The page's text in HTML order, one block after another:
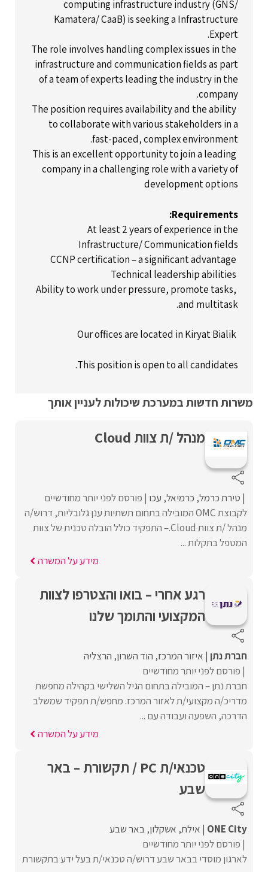
computing infrastructure industry (GNS/
Kamatera/ CaaB) is seeking a Infrastructure
Expert.
The role involves handling complex issues in the
infrastructure and communication fields as part
of a team of experts leading the industry in the
company.
The position requires availability and the ability
to collaborate with various stakeholders in a
fast-paced, complex environment.
This is an excellent opportunity to join a leading
company in a challenging role with a variety of
development options
Requirements:
At least 2 years of experience in the
Infrastructure/ Communication fields
Ability to work under pressure, promote tasks,
and multitask.
This position is open to all candidates.
משרות חדשות במערכת שיכולות לעניין אותך
מנהל /ת צוות Cloud
טירת כרמל כרמיאל עכו פורסם לפני יותר מחודשיים
לקבוצת OMC המובילה בתחום תשתיות ענן גלובליות, דרוש/ה
מנהל /ת צוות Cloud.– התפקיד כולל הובלה טכנית של צוות
המטפל בתקלות ...
מידע על המשרה
רגע אחרי – בואו והצטרפו לצוות
המקצועי והתומך שלנו
חברת נתן איזור המרכז הוד השרון הרצליה
פורסם לפני יותר מחודשיים
חברת נתן – המובילה בתחום הגיל השלישי בקהילה מחפשת
מדריכ/ה מקצועי/ת לאזור המרכז. מחפש/ת תפקיד שמשלב
הדרכה, השפעה ועבודה עם ...
מידע על המשרה
טכנאי/ת PC / תקשורת – באר
שבע
ONE City אילת אשקלון באר שבע
פורסם לפני יותר מחודשיים
לארגון מוסדי בבאר שבע דרוש/ה טכנאי/ת בעל ידע בתקשורת